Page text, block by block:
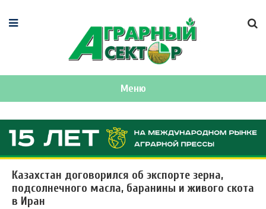
Меню
Казахстан договорился об экспорте зерна,
подсолнечного масла, баранины и живого скота
в Иран